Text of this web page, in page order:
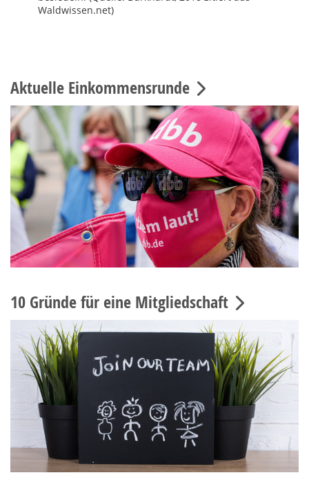
Waldwissen.net)
Aktuelle Einkommensrunde
10 Gründe für eine Mitgliedschaft